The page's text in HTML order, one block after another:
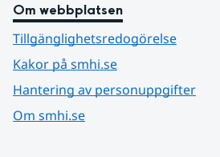
Om webbplatsen
Tillgänglighetsredogörelse
Kakor på smhi.se
Hantering av personuppgifter
Om smhi.se